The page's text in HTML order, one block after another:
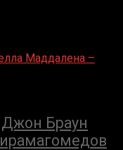
Маддалена –
Джон Браун